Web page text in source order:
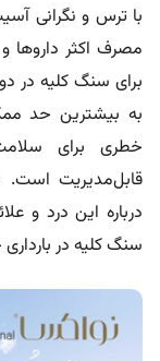
با ترس و نگرانی
مصرف اکثر
برای سنگ کلیه در
به بیشترین حد
خطری برای
قابل‌مدیریت است.
درباره این درد و
سنگ کلیه در